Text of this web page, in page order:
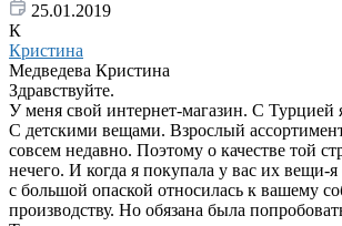
25.01.2019
К
Кристина
Медведева Кристина
Здравствуйте.
У меня свой интернет-магазин. С Турцией
С детскими вещами. Взрослый
совсем недавно. Поэтому о качестве той
нечего. И когда я покупала у вас их вещи-
с большой опаской относилась к вашему
производству. Но обязана была